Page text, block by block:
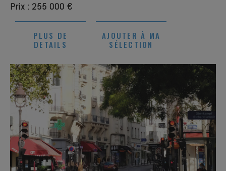
Prix : 255 000 €
PLUS DE
DETAILS
AJOUTER À MA
SÉLECTION